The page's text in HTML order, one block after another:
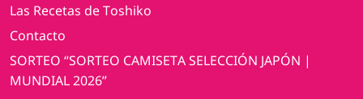
Las Recetas de Toshiko
Contacto
SORTEO “SORTEO CAMISETA SELECCIÓN JAPÓN |
MUNDIAL 2026”